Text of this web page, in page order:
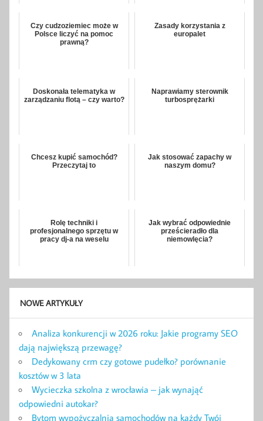
Czy cudzoziemiec może w
Polsce liczyć na pomoc
prawną?
Zasady korzystania z
europalet
Doskonała telematyka w
zarządzaniu flotą – czy warto?
Naprawiamy sterownik
turbosprężarki
Chcesz kupić samochód?
Przeczytaj to
Jak stosować zapachy w
naszym domu?
Rolę techniki i
profesjonalnego sprzętu w
pracy dj-a na weselu
Jak wybrać odpowiednie
prześcieradło dla
niemowlęcia?
NOWE ARTYKUŁY
Analiza konkurencji w 2026 roku: Jakie programy SEO
dają największą przewagę?
Dedykowany crm czy gotowe pudełko? porównanie
kosztów w 3 lata
Wycieczka szkolna z wrocławia – jak wynająć
odpowiedni autokar?
Bytom wypożyczalnia samochodów na każdy Twój